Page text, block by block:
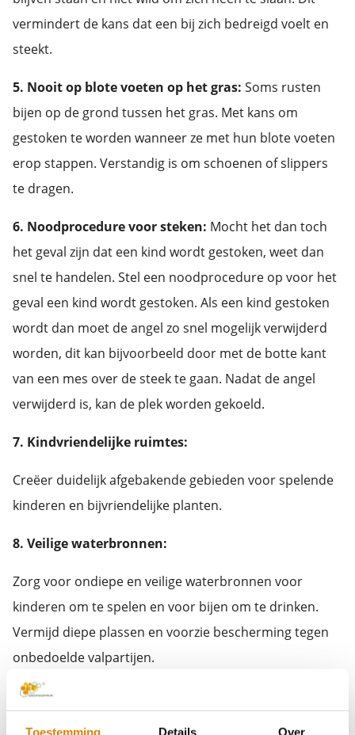
Toestemming Details Over
vermindert de kans dat een bij zich bedreigd voelt en
steekt.
5. Nooit op blote voeten op het gras: Soms rusten
bijen op de grond tussen het gras. Met kans om
gestoken te worden wanneer ze met hun blote voeten
erop stappen. Verstandig is om schoenen of slippers
te dragen.
6. Noodprocedure voor steken: Mocht het dan toch
het geval zijn dat een kind wordt gestoken, weet dan
snel te handelen. Stel een noodprocedure op voor het
geval een kind wordt gestoken. Als een kind gestoken
wordt dan moet de angel zo snel mogelijk verwijderd
worden, dit kan bijvoorbeeld door met de botte kant
van een mes over de steek te gaan. Nadat de angel
verwijderd is, kan de plek worden gekoeld.
7. Kindvriendelijke ruimtes:
Creëer duidelijk afgebakende gebieden voor spelende
kinderen en bijvriendelijke planten.
8. Veilige waterbronnen:
Zorg voor ondiepe en veilige waterbronnen voor
kinderen om te spelen en voor bijen om te drinken.
Vermijd diepe plassen en voorzie bescherming tegen
onbedoelde valpartijen.
9. Betrek kinderen bij het plantproces: